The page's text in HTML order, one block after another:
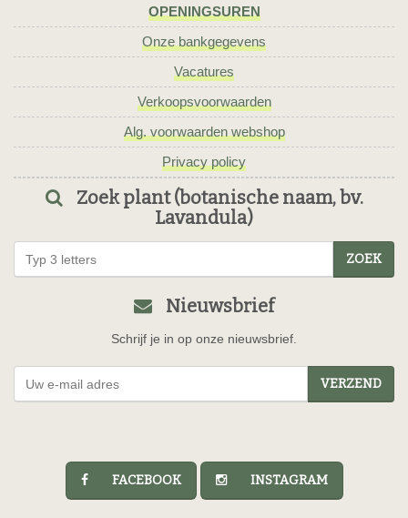
OPENINGSUREN
Onze bankgegevens
Vacatures
Verkoopsvoorwaarden
Alg. voorwaarden webshop
Privacy policy
Zoek plant (botanische naam, bv.
Lavandula)
ZOEK
Nieuwsbrief
Schrijf je in op onze nieuwsbrief.
VERZEND
FACEBOOK INSTAGRAM